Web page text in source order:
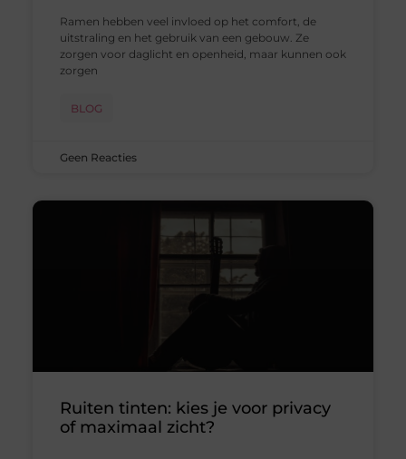
Ramen hebben veel invloed op het comfort, de
uitstraling en het gebruik van een gebouw. Ze
zorgen voor daglicht en openheid, maar kunnen ook
zorgen
BLOG
Geen Reacties
Ruiten tinten: kies je voor privacy
of maximaal zicht?